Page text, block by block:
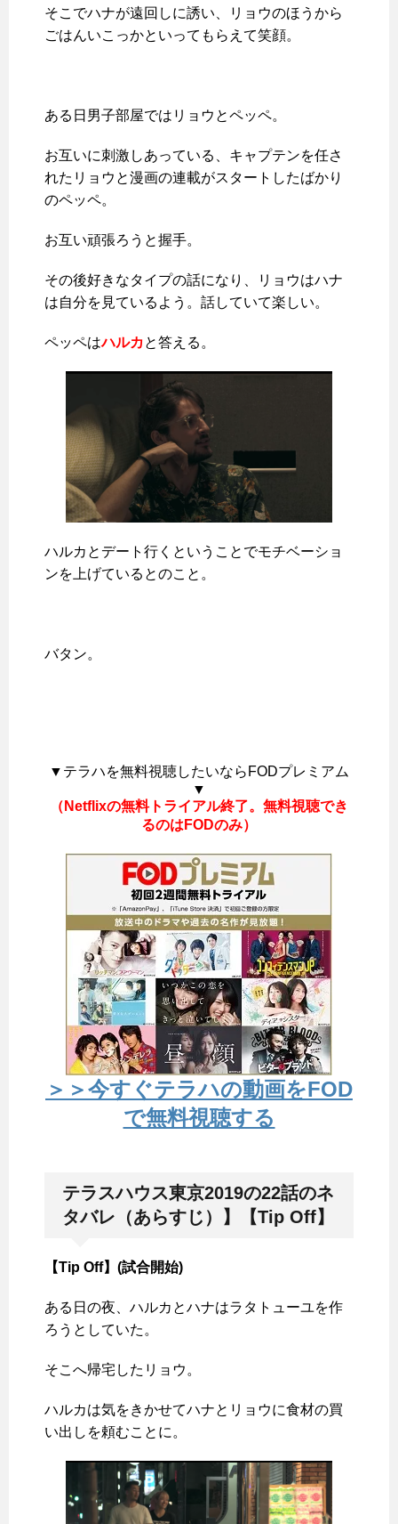
そこでハナが遠回しに誘い、リョウのほうから
ごはんいこっかといってもらえて笑顔。
ある日男子部屋ではリョウとペッペ。
お互いに刺激しあっている、キャプテンを任さ
れたリョウと漫画の連載がスタートしたばかり
のペッペ。
お互い頑張ろうと握手。
その後好きなタイプの話になり、リョウはハナ
は自分を見ているよう。話していて楽しい。
ペッペはハルカと答える。
ハルカとデート行くということでモチベーショ
ンを上げているとのこと。
バタン。
▼テラハを無料視聴したいならFODプレミアム
▼
（Netflixの無料トライアル終了。無料視聴でき
るのはFODのみ）
＞＞今すぐテラハの動画をFOD
で無料視聴する
テラスハウス東京2019の22話のネ
タバレ（あらすじ）】【Tip Off】
【Tip Off】(試合開始)
ある日の夜、ハルカとハナはラタトューユを作
ろうとしていた。
そこへ帰宅したリョウ。
ハルカは気をきかせてハナとリョウに食材の買
い出しを頼むことに。